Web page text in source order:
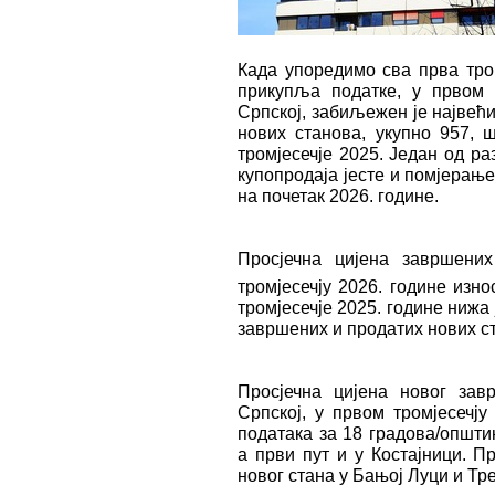
Када упоредимо сва прва
прикупља податке, у првом
Српској, забиљежен је
нових станова, укупно 957,
тромјесечје 2025. Један од
купопродаја јесте и
на почетак 2026. године.
Просјечна цијена
тромјесечју 2026. године
тромјесечје 2025. године
завршених и продатих нових
Просјечна цијена новог
Српској, у првом
података за 18 градова/
а први пут и у Костајници.
новог стана у Бањој Луци и